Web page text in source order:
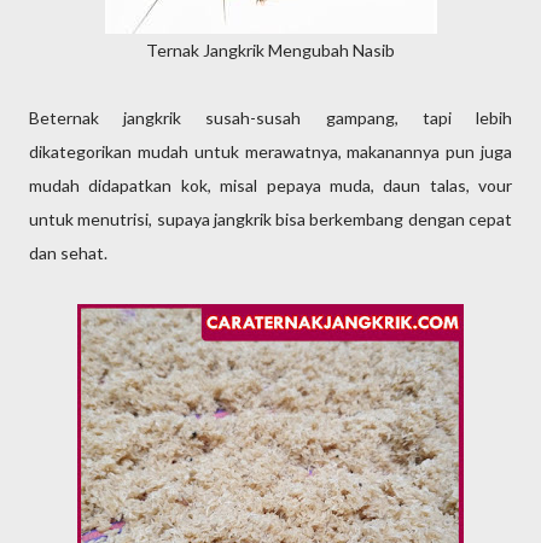
Ternak Jangkrik Mengubah Nasib
Beternak jangkrik susah-susah gampang, tapi lebih
dikategorikan mudah untuk merawatnya, makanannya pun juga
mudah didapatkan kok, misal pepaya muda, daun talas, vour
untuk menutrisi, supaya jangkrik bisa berkembang dengan cepat
dan sehat.